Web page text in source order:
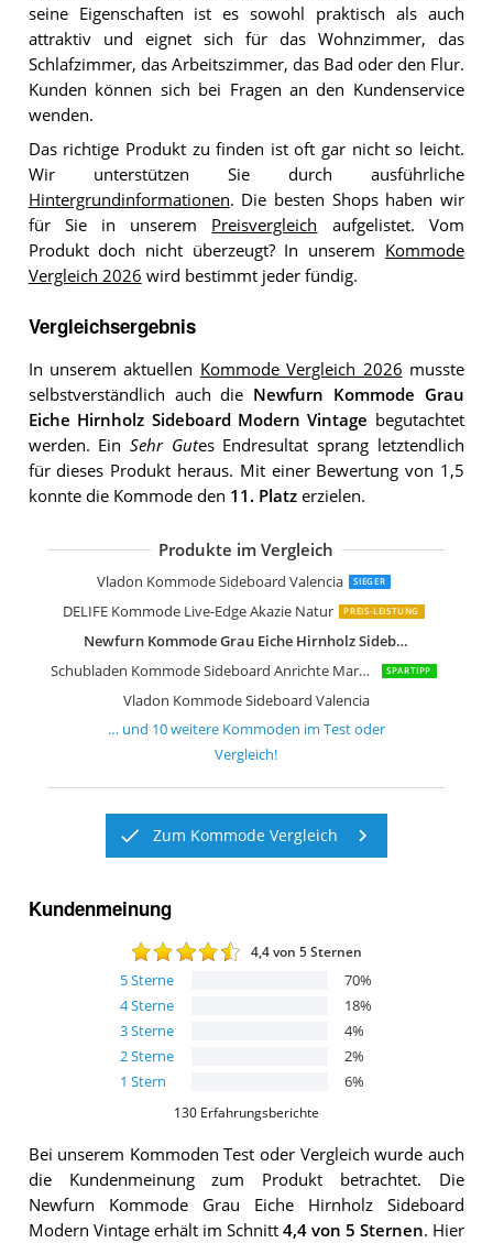
seine Eigenschaften ist es sowohl praktisch als auch
attraktiv und eignet sich für das Wohnzimmer, das
Schlafzimmer, das Arbeitszimmer, das Bad oder den Flur.
Kunden können sich bei Fragen an den Kundenservice
wenden.
Das richtige Produkt zu finden ist oft gar nicht so leicht.
Wir unterstützen Sie durch ausführliche
Hintergrundinformationen. Die besten Shops haben wir
für Sie in unserem Preisvergleich aufgelistet. Vom
Produkt doch nicht überzeugt? In unserem Kommode
Vergleich 2026 wird bestimmt jeder fündig.
Vergleichsergebnis
In unserem aktuellen Kommode Vergleich 2026 musste
selbstverständlich auch die Newfurn Kommode Grau
Eiche Hirnholz Sideboard Modern Vintage begutachtet
werden. EinSehr Gutes Endresultat sprang letztendlich
für dieses Produkt heraus. Mit einer Bewertung von 1,5
konnte die Kommode den 11. Platzerzielen.
Produkte im Vergleich
Vladon Kommode Sideboard Valencia SIEGER
DELIFE Kommode Live-Edge Akazie Natur PREIS-LEISTUNG
Newfurn Kommode Grau Eiche Hirnholz Sideboard Modern Vintage
Schubladen Kommode Sideboard Anrichte Marbella in Hochglanz
SPARTIPP
Vladon Kommode Sideboard Valencia
Danzz Kommode Frame
Ibbe Design Schwarz Sideboard
DELIFE Kommode Eloi Akazie Natur
Mayaadi-Home Kommode
Vladon Kommode Sideboard Pavos
Capri Schlafzimmer Kommode in
Masseno Kommode TRES 160 cm
Wumagin Kommode mit 10
… und 10weitere Kommoden im Test oder
Vergleich!
Zum Kommode Vergleich
Kundenmeinung
4,4von 5 Sternen
5Sterne 70%
4Sterne 18%
3Sterne 4%
2Sterne 2%
1 Stern 6%
130 Erfahrungsberichte
Bei unserem Kommoden Test oder Vergleich wurde auch
die Kundenmeinung zum Produkt betrachtet.
Die
Newfurn Kommode Grau Eiche Hirnholz Sideboard
Modern Vintageerhält im Schnitt 4,4von 5 Sternen. Hier